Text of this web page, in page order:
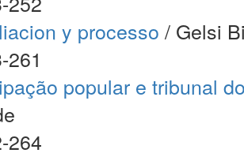
y processo / Gelsi
popular e tribunal
264